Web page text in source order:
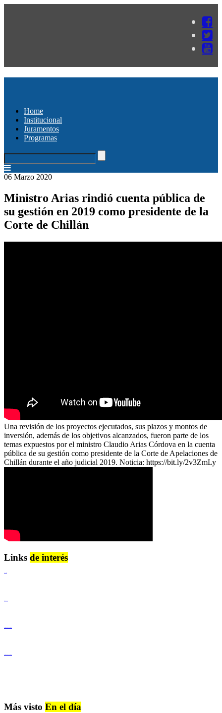
Home
Institucional
Juramentos
Programas
06 Marzo 2020
Ministro Arias rindió cuenta pública de
su gestión en 2019 como presidente de la
Corte de Chillán
Una revisión de los proyectos ejecutados, sus plazos y montos de
inversión, además de los objetivos alcanzados, fueron parte de los
temas expuestos por el ministro Claudio Arias Córdova en la cuenta
pública de su gestión como presidente de la Corte de Apelaciones de
Chillán durante el año judicial 2019. Noticia: https://bit.ly/2v3ZmLy
Links de interés
Más visto En el día